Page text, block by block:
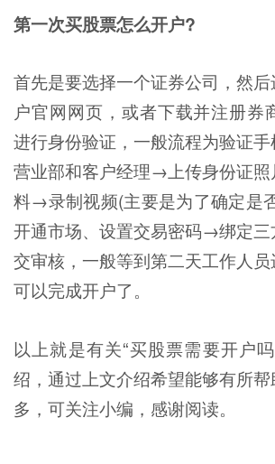
第一次买股票怎么开户?
首先是要选择一个证券公司，然
户官网网页，或者下载并注册券
进行身份验证，一般流程为验证
营业部和客户经理→上传身份证
料→录制视频(主要是为了确定是
开通市场、设置交易密码→绑定
交审核，一般等到第二天工作人
可以完成开户了。
以上就是有关“买股票需要开户
绍，通过上文介绍希望能够有所
多，可关注小编，感谢阅读。